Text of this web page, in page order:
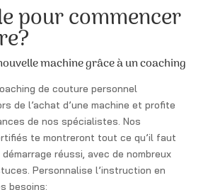
pour commencer
machine grâce à un coaching
de couture personnel
de l’achat d’une machine et profite
de nos spécialistes. Nos
te montreront tout ce qu’il faut
réussi, avec de nombreux
Personnalise l’instruction en
besoins: